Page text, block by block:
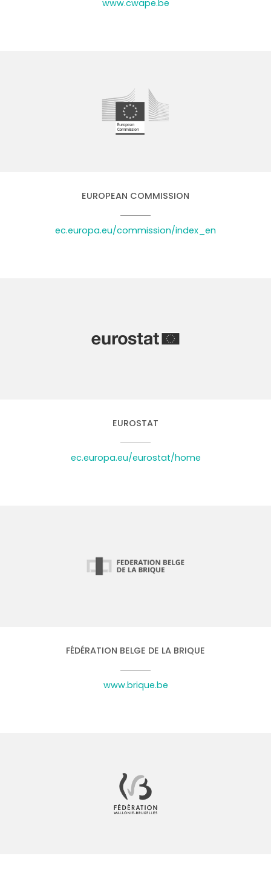
www.cwape.be
EUROPEAN COMMISSION
ec.europa.eu/commission/index_en
EUROSTAT
ec.europa.eu/eurostat/home
FÉDÉRATION BELGE DE LA BRIQUE
www.brique.be